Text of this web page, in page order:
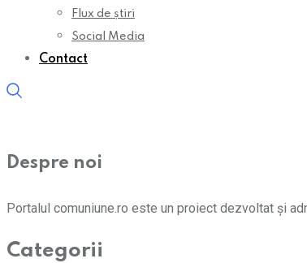
Flux de știri
Social Media
Contact
Despre noi
Portalul comuniune.ro este un proiect dezvoltat și
Categorii